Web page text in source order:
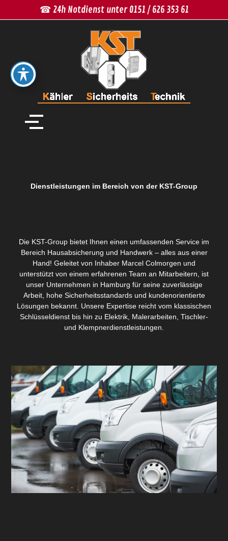
☎ 24h Notdienst unter­0151 / 626 353 61
Dienstleistungen im Bereich von der KST-Group
Die KST-Group bietet Ihnen einen umfassenden Service im
Bereich Hausabsicherung und Handwerk – alles aus einer
Hand! Geleitet von Inhaber Marcel Colmorgen und
unterstützt von einem erfahrenen Team an Mitarbeitern, ist
unser Unternehmen in Hamburg für seine zuverlässige
Arbeit, hohe Sicherheitsstandards und kundenorientierte
Lösungen bekannt. Unsere Expertise reicht vom klassischen
Schlüsseldienst bis hin zu Elektrik, Malerarbeiten, Tischler-
und Klempnerdienstleistungen.